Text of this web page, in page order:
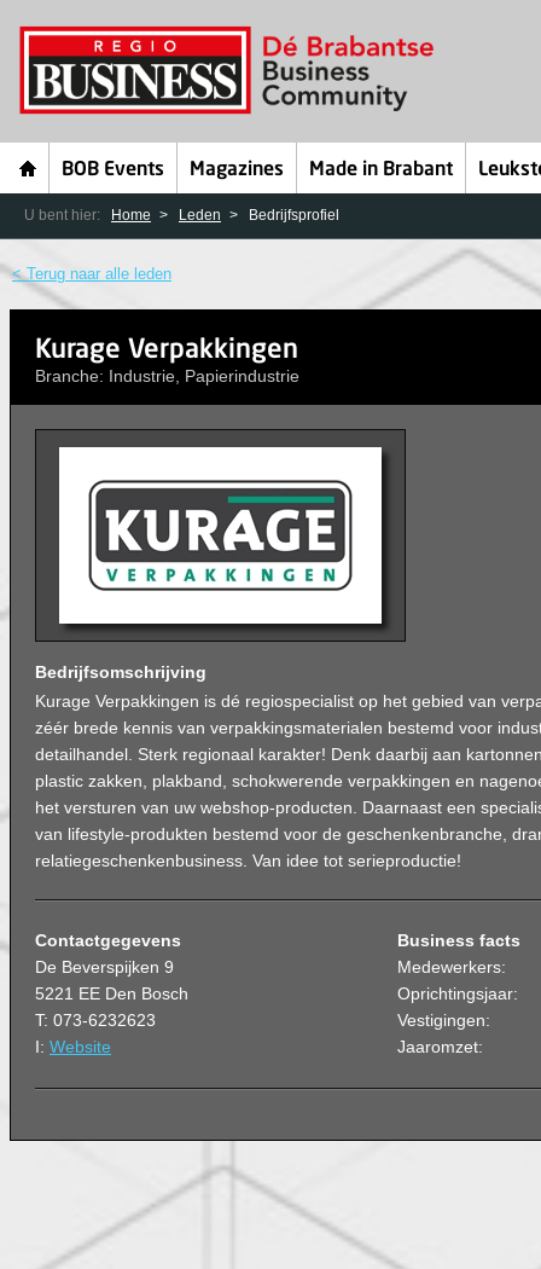
BOB Events Magazines Made in Brabant
U bent hier: Home Leden Bedrijfsprofiel
< Terug naar alle leden
Kurage Verpakkingen
Branche: Industrie, Papierindustrie
Bedrijfsomschrijving
Kurage Verpakkingen is dé regiospecialist op het gebied van
zéér brede kennis van verpakkingsmaterialen bestemd voor
detailhandel. Sterk regionaal karakter! Denk daarbij aan
plastic zakken, plakband, schokwerende verpakkingen en
het versturen van uw webshop-producten. Daarnaast een
van lifestyle-produkten bestemd voor de geschenkenbranche,
relatiegeschenkenbusiness. Van idee tot serieproductie!
Contactgegevens
De Beverspijken 9
5221 EE Den Bosch
T: 073-6232623
I: Website
Business facts
Medewerkers:
Oprichtingsjaar:
Vestigingen:
Jaaromzet: